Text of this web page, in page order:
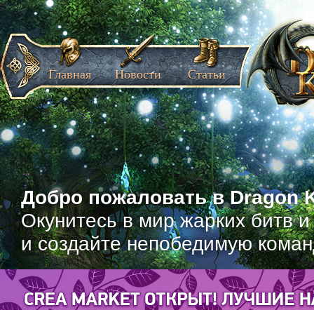
Добро пожаловать в Dragon
Окунитесь в мир жарких битв
и создайте непобедимую
Главная Новости Статьи